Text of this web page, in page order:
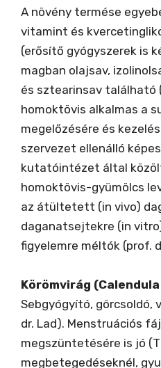
A növény termése
vitamint és
(erősítő gyógyszerek is
magban olajsav,
és sztearinsav található
homoktövis alkalmas a
megelőzésére és
szervezet ellenálló
kutatóintézet által
homoktövis-gyümölcs
az átültetett (in vivo)
daganatsejtekre (in
figyelemre méltók (prof.
Körömvirág
Sebgyógyító, görcsoldó,
dr. Lad). Menstruációs
megszüntetésére is jó
megbetegedéseknél,